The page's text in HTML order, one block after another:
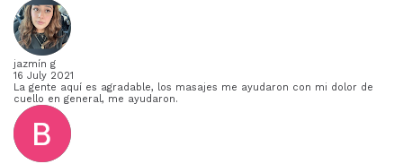
jazmín g
16 July 2021
La gente aquí es agradable, los masajes me ayudaron con mi dolor de
cuello en general, me ayudaron.